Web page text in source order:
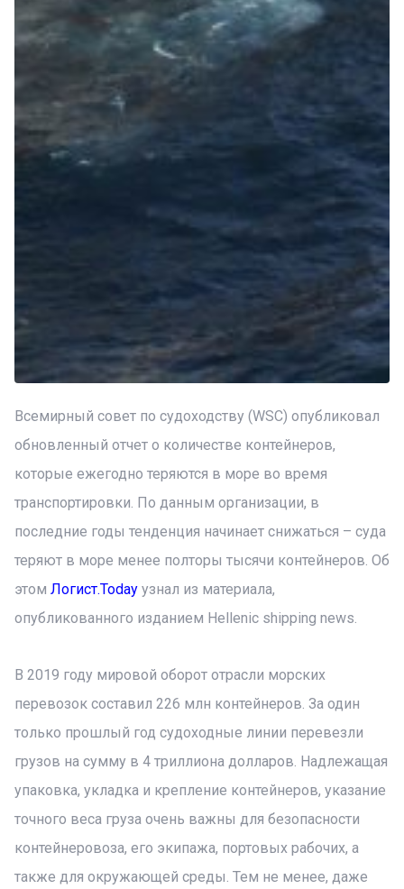
Всемирный совет по судоходству (WSC) опубликовал
обновленный отчет о количестве контейнеров,
которые ежегодно теряются в море во время
транспортировки. По данным организации, в
последние годы тенденция начинает снижаться – суда
теряют в море менее полторы тысячи контейнеров. Об
этом Логист.Today узнал из материала,
опубликованного изданием Hellenic shipping news.
В 2019 году мировой оборот отрасли морских
перевозок составил 226 млн контейнеров. За один
только прошлый год судоходные линии перевезли
грузов на сумму в 4 триллиона долларов. Надлежащая
упаковка, укладка и крепление контейнеров, указание
точного веса груза очень важны для безопасности
контейнеровоза, его экипажа, портовых рабочих, а
также для окружающей среды. Тем не менее, даже